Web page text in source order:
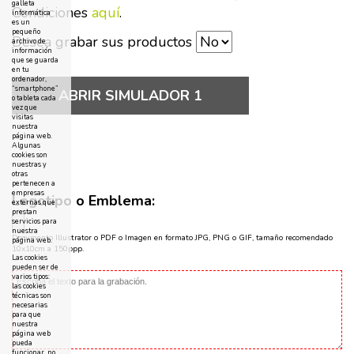
Condiciones aquí.
Desea grabar sus productos
ABRIR SIMULADOR 1
Logotipo o Emblema:
Documento Illustrator o PDF o Imagen en formato JPG, PNG o GIF, tamaño recomendado
10x10cm a 150ppp.
galleta
informática
es un
pequeño
archivo de
información
que se guarda
en tu
ordenador,
“smartphone”
o tableta cada
vez que
visitas
nuestra
página web.
Algunas
cookies son
nuestras y
otras
pertenecen a
empresas
externas que
prestan
servicios para
nuestra
página web.
Las cookies
pueden ser de
varios tipos:
las cookies
técnicas son
necesarias
para que
nuestra
página web
pueda